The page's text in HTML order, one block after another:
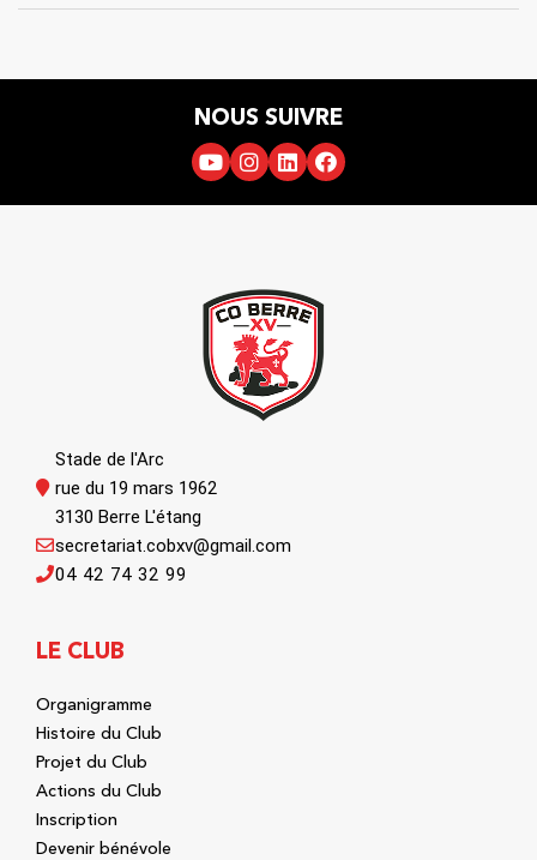
NOUS SUIVRE
Stade de l'Arc
rue du 19 mars 1962
3130 Berre L'étang
04 42 74 32 99
secretariat.cobxv@gmail.com
LE CLUB
Organigramme
Histoire du Club
Projet du Club
Actions du Club
Inscription
Devenir bénévole